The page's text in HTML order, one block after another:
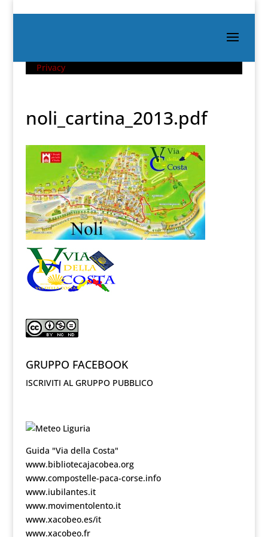
Privacy
noli_cartina_2013.pdf
GRUPPO FACEBOOK
ISCRIVITI AL GRUPPO PUBBLICO
Guida "Via della Costa"
www.bibliotecajacobea.org
www.compostelle-paca-corse.info
www.iubilantes.it
www.movimentolento.it
www.xacobeo.es/it
www.xacobeo.fr